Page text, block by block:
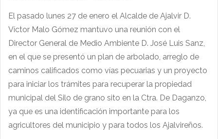
El pasado lunes 27 de enero el Alcalde de Ajalvir D.
Víctor Malo Gómez mantuvo una reunión con el
Director General de Medio Ambiente D. José Luis Sanz,
en el que se presentó un plan de arbolado, arreglo de
caminos calificados como vías pecuarias y un proyecto
para iniciar los trámites para recuperar la propiedad
municipal del Silo de grano sito en la Ctra. De Daganzo,
ya que es una identificación importante para los
agricultores del municipio y para todos los Ajalvireños.